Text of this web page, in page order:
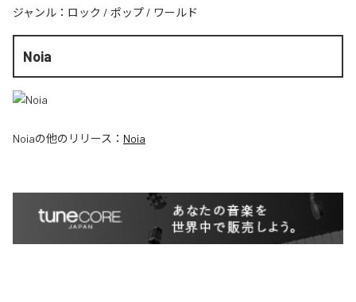
ジャンル： ロック / ポップ / ワールド
Noia
Noiaの他のリリース： Noia